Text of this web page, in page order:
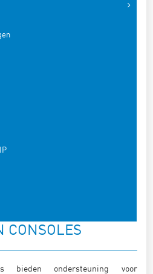
CONSOLES
bieden ondersteuning voor